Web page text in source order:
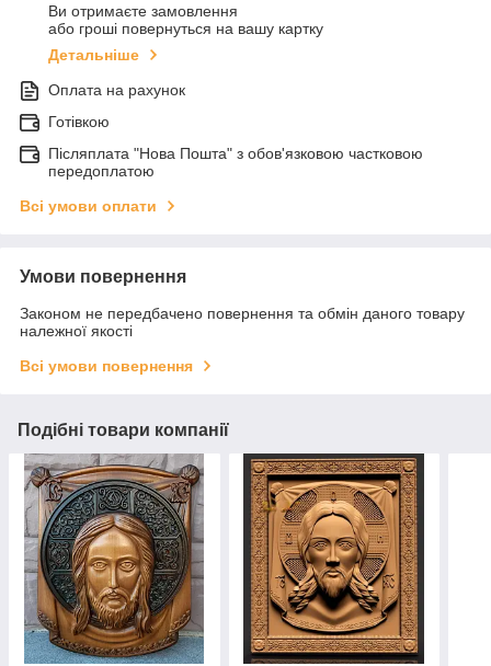
Ви отримаєте замовлення
або гроші повернуться на вашу картку
Детальніше
Оплата на рахунок
Готівкою
Післяплата "Нова Пошта" з обов'язковою частковою
передоплатою
Всі умови оплати
Умови повернення
Законом не передбачено повернення та обмін даного товару
належної якості
Всі умови повернення
Подібні товари компанії